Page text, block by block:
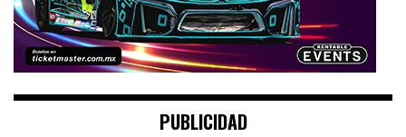
PUBLICIDAD